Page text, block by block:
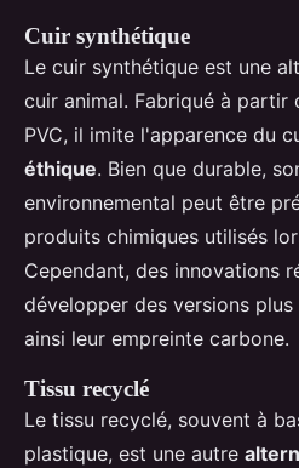
Cuir synthétique
Le cuir synthétique est une
cuir animal. Fabriqué à partir
PVC, il imite l'apparence du
éthique. Bien que durable,
environnemental peut être
produits chimiques utilisés
Cependant, des innovations
développer des versions
ainsi leur empreinte carbone.
Tissu recyclé
Le tissu recyclé, souvent à
plastique, est une autre